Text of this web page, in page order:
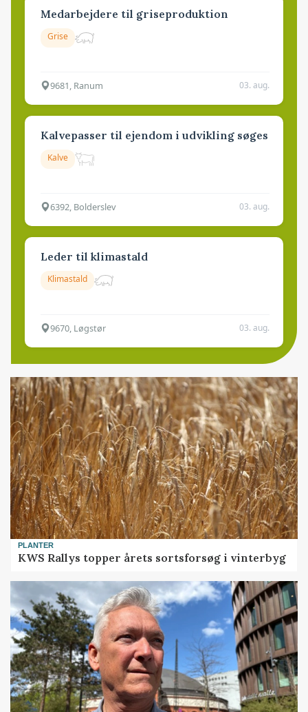
Medarbejdere til griseproduktion
Grise
9681, Ranum 03. aug.
Kalvepasser til ejendom i udvikling søges
Kalve
6392, Bolderslev 03. aug.
Leder til klimastald
Klimastald
9670, Løgstør 03. aug.
PLANTER
KWS Rallys topper årets sortsforsøg i vinterbyg